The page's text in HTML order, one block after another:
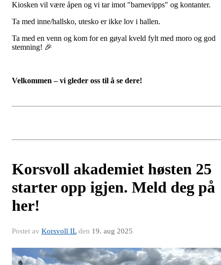
Kiosken vil være åpen og vi tar imot "barnevipps" og kontanter.
Ta med inne/hallsko, utesko er ikke lov i hallen.
Ta med en venn og kom for en gøyal kveld fylt med moro og god
stemning! 🎉
Velkommen – vi gleder oss til å se dere!
Korsvoll akademiet høsten 25
starter opp igjen. Meld deg på
her!
Postet av Korsvoll ILden 19. aug 2025